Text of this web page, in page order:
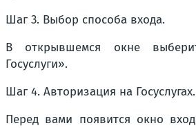
Шаг 3. Выбор способа входа.
В открывшемся окне
Госуслуги».
Шаг 4. Авторизация на Госуслугах.
Перед вами появится окно